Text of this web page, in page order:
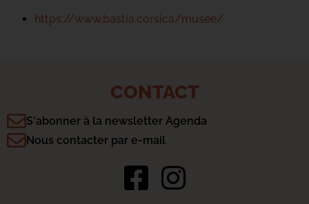
https://www.bastia.corsica/musee/
CONTACT
S'abonner à la newsletter Agenda
Nous contacter par e-mail